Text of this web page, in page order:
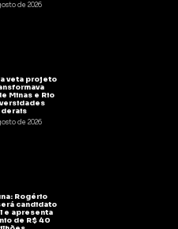
de 2026
veta projeto
Minas e Rio
de 2026
Rogério
candidato
e apresenta
de R$ 40